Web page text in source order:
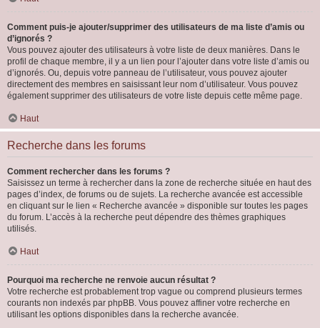
Comment puis-je ajouter/supprimer des utilisateurs de ma liste d’amis ou
d’ignorés ?
Vous pouvez ajouter des utilisateurs à votre liste de deux manières. Dans le
profil de chaque membre, il y a un lien pour l’ajouter dans votre liste d’amis ou
d’ignorés. Ou, depuis votre panneau de l’utilisateur, vous pouvez ajouter
directement des membres en saisissant leur nom d’utilisateur. Vous pouvez
également supprimer des utilisateurs de votre liste depuis cette même page.
Haut
Recherche dans les forums
Comment rechercher dans les forums ?
Saisissez un terme à rechercher dans la zone de recherche située en haut des
pages d’index, de forums ou de sujets. La recherche avancée est accessible
en cliquant sur le lien « Recherche avancée » disponible sur toutes les pages
du forum. L’accès à la recherche peut dépendre des thèmes graphiques
utilisés.
Haut
Pourquoi ma recherche ne renvoie aucun résultat ?
Votre recherche est probablement trop vague ou comprend plusieurs termes
courants non indexés par phpBB. Vous pouvez affiner votre recherche en
utilisant les options disponibles dans la recherche avancée.